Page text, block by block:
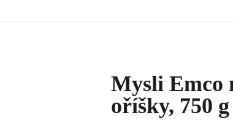
Mysli Emco
oříšky, 750 g